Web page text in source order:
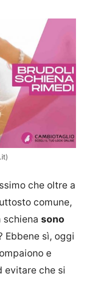
che oltre a
comune,
sono
Ebbene sì, oggi
e
evitare che si